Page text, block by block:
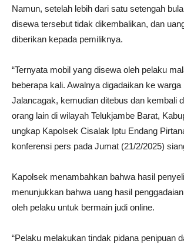
Namun, setelah lebih dari satu setengah
disewa tersebut tidak dikembalikan, dan
diberikan kepada pemiliknya.
“Ternyata mobil yang disewa oleh pelaku
beberapa kali. Awalnya digadaikan ke warga
Jalancagak, kemudian ditebus dan kembali
orang lain di wilayah Telukjambe Barat,
ungkap Kapolsek Cisalak Iptu Endang
konferensi pers pada Jumat (21/2/2025)
Kapolsek menambahkan bahwa hasil
menunjukkan bahwa uang hasil
oleh pelaku untuk bermain judi online.
“Pelaku melakukan tindak pidana penipuan